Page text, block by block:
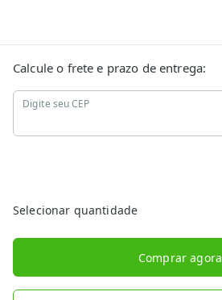
Calcule o frete e prazo de entrega:
Digite seu CEP
Selecionar quantidade
Comprar agora